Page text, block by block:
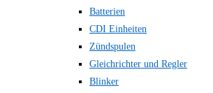
Batterien
CDI Einheiten
Zündspulen
Gleichrichter und Regler
Blinker